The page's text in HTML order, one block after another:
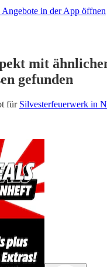
in der App öffnen
mit
gefunden
für Silvesterfeuerwerk in